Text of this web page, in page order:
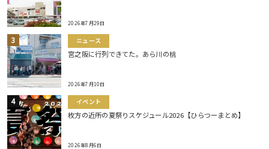
2026年7月29日
ニュース
宮之阪に行列できてた。あら川の桃
2026年7月10日
イベント
枚方の近所の夏祭りスケジュール2026【ひらつーまとめ】
2026年8月6日